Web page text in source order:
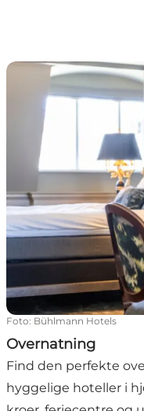
Overnatning
Foto: Bühlmann Hotels
Overnatning
Find den perfekte
hyggelige hoteller i